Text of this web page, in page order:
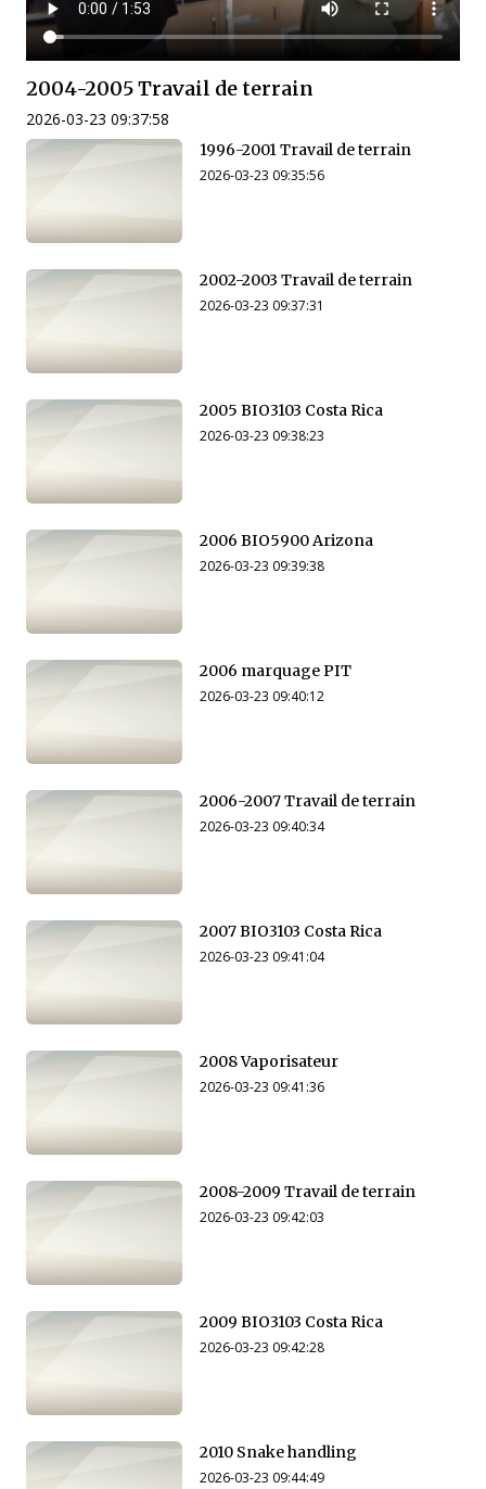
2004-2005 Travail de terrain
2026-03-23 09:37:58
1996-2001 Travail de terrain
2026-03-23 09:35:56
2002-2003 Travail de terrain
2026-03-23 09:37:31
2005 BIO3103 Costa Rica
2026-03-23 09:38:23
2006 BIO5900 Arizona
2026-03-23 09:39:38
2006 marquage PIT
2026-03-23 09:40:12
2006-2007 Travail de terrain
2026-03-23 09:40:34
2007 BIO3103 Costa Rica
2026-03-23 09:41:04
2008 Vaporisateur
2026-03-23 09:41:36
2008-2009 Travail de terrain
2026-03-23 09:42:03
2009 BIO3103 Costa Rica
2026-03-23 09:42:28
2010 Snake handling
2026-03-23 09:44:49